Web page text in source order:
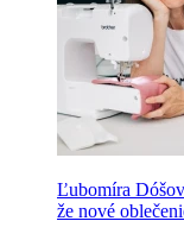
Ľubomíra
že nové